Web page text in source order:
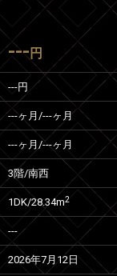
--- 円
---円
---ヶ月 /---ヶ月
---ヶ月 /---ヶ月
3階/南西
1DK/28.34m2
---
2026年7月12日